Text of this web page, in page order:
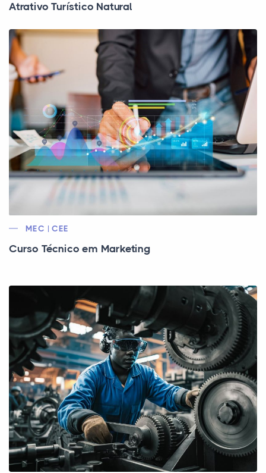
Atrativo Turístico Natural
MEC | CEE
Curso Técnico em Marketing